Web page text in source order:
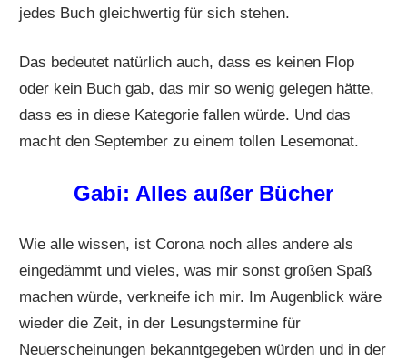
jedes Buch gleichwertig für sich stehen.
Das bedeutet natürlich auch, dass es keinen Flop
oder kein Buch gab, das mir so wenig gelegen hätte,
dass es in diese Kategorie fallen würde. Und das
macht den September zu einem tollen Lesemonat.
Gabi: Alles außer Bücher
Wie alle wissen, ist Corona noch alles andere als
eingedämmt und vieles, was mir sonst großen Spaß
machen würde, verkneife ich mir. Im Augenblick wäre
wieder die Zeit, in der Lesungstermine für
Neuerscheinungen bekanntgegeben würden und in der